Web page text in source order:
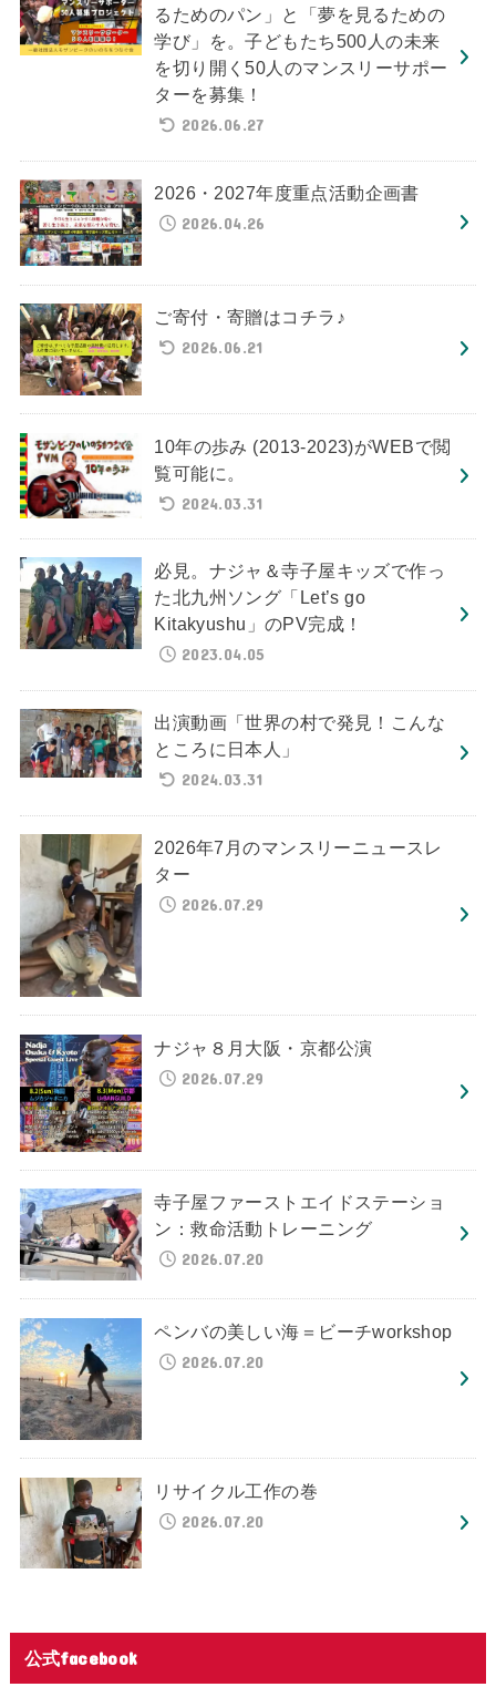
るためのパン」と「夢を見るための
学び」を。子どもたち500人の未来
を切り開く50人のマンスリーサポー
ターを募集！
2026.06.27
2026・2027年度重点活動企画書
2026.04.26
ご寄付・寄贈はコチラ♪
2026.06.21
10年の歩み (2013-2023)がWEBで閲
覧可能に。
2024.03.31
必見。ナジャ＆寺子屋キッズで作っ
た北九州ソング「Let’s go
Kitakyushu」のPV完成！
2023.04.05
出演動画「世界の村で発見！こんな
ところに日本人」
2024.03.31
2026年7月のマンスリーニュースレ
ター
2026.07.29
ナジャ８月大阪・京都公演
2026.07.29
寺子屋ファーストエイドステーショ
ン：救命活動トレーニング
2026.07.20
ペンバの美しい海＝ビーチworkshop
2026.07.20
リサイクル工作の巻
2026.07.20
公式facebook